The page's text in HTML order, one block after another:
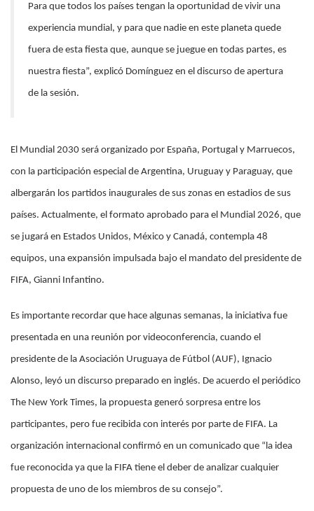
Para que todos los países tengan la oportunidad de vivir una
experiencia mundial, y para que nadie en este planeta quede
fuera de esta fiesta que, aunque se juegue en todas partes, es
nuestra fiesta”, explicó Domínguez en el discurso de apertura
de la sesión.
El Mundial 2030 será organizado por España, Portugal y Marruecos,
con la participación especial de Argentina, Uruguay y Paraguay, que
albergarán los partidos inaugurales de sus zonas en estadios de sus
países. Actualmente, el formato aprobado para el Mundial 2026, que
se jugará en Estados Unidos, México y Canadá, contempla 48
equipos, una expansión impulsada bajo el mandato del presidente de
FIFA, Gianni Infantino.
Es importante recordar que hace algunas semanas, la iniciativa fue
presentada en una reunión por videoconferencia, cuando el
presidente de la Asociación Uruguaya de Fútbol (AUF), Ignacio
Alonso, leyó un discurso preparado en inglés. De acuerdo el periódico
The New York Times, la propuesta generó sorpresa entre los
participantes, pero fue recibida con interés por parte de FIFA. La
organización internacional confirmó en un comunicado que “la idea
fue reconocida ya que la FIFA tiene el deber de analizar cualquier
propuesta de uno de los miembros de su consejo”.